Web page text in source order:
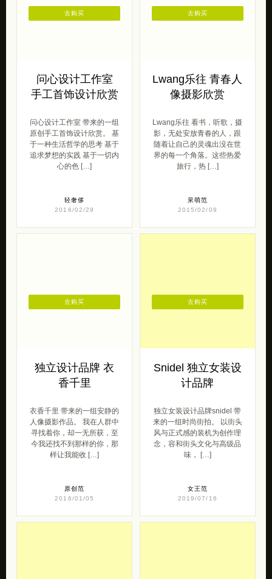
问心设计工作室
手工首饰设计欣赏
问心设计工作室 带来的一组
原创手工首饰设计欣赏。 基
于一种生活哲学的思考 基于
追求梦想的实践 基于一切内
心的色 […]
轻奢侈
2016/02/29
去购买
Lwang乐往 青春人
像摄影欣赏
Lwang乐往 看书，听歌，摄
影，无处安放青春的人，跟
随着让自己的灵魂出没在世
界的每一个角落。这些热爱
旅行，热 […]
呆萌范
2015/02/09
去购买
独立设计品牌 衣
香千里
衣香千里 带来的一组安静的
人像摄影作品。 我在人群中
寻找着你，却一无所获，至
今我还找不到那样的你，那
样让我能收 […]
原创范
2016/01/05
去购买
Snidel 独立女装设
计品牌
独立女装设计品牌snidel 带
来的一组时尚街拍。 以街头
风与正式感的装机为创作理
念，容和街头文化与高级品
味， […]
女王范
2019/07/16
去购买